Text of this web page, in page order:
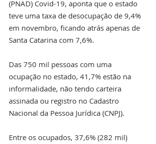
(PNAD) Covid-19, aponta que o estado
teve uma taxa de desocupação de 9,4%
em novembro, ficando atrás apenas de
Santa Catarina com 7,6%.
Das 750 mil pessoas com uma
ocupação no estado, 41,7% estão na
informalidade, não tendo carteira
assinada ou registro no Cadastro
Nacional da Pessoa Jurídica (CNPJ).
Entre os ocupados, 37,6% (282 mil)